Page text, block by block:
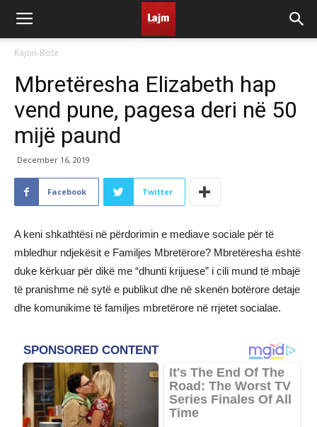
Rajon-Botë
Mbretëresha Elizabeth hap
vend pune, pagesa deri në 50
mijë paund
December 16, 2019
Facebook Twitter
A keni shkathtësi në përdorimin e mediave sociale për të
mbledhur ndjekësit e Familjes Mbretërore? Mbretëresha është
duke kërkuar për dikë me “dhunti krijuese” i cili mund të mbajë
të pranishme në sytë e publikut dhe në skenën botërore detaje
dhe komunikime të familjes mbretërore në rrjetet socialae.